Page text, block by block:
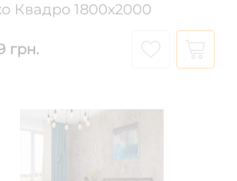
Квадро 1800х2000
грн.